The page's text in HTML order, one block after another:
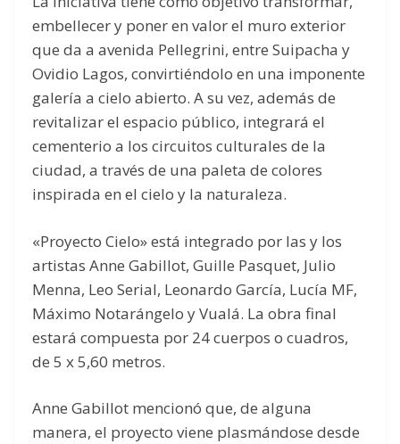
embellecer y poner en valor el muro exterior
que da a avenida Pellegrini, entre Suipacha y
Ovidio Lagos, convirtiéndolo en una imponente
galería a cielo abierto. A su vez, además de
revitalizar el espacio público, integrará el
cementerio a los circuitos culturales de la
ciudad, a través de una paleta de colores
inspirada en el cielo y la naturaleza.
«Proyecto Cielo» está integrado por las y los
artistas Anne Gabillot, Guille Pasquet, Julio
Menna, Leo Serial, Leonardo García, Lucía MF,
Máximo Notarángelo y Vualá. La obra final
estará compuesta por 24 cuerpos o cuadros,
de 5 x 5,60 metros.
Anne Gabillot mencionó que, de alguna
manera, el proyecto viene plasmándose desde